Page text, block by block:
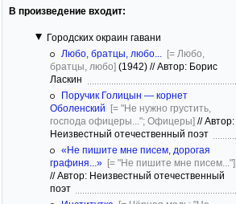
В произведение входит:
Городских окраин гавани
Любо, братцы, любо...
[= Любо,
братцы, любо] (1942) //Автор: Борис
Ласкин
Поручик Голицын — корнет
Оболенский [= "Не нужно грустить,
господа офицеры..."; Офицеры] //Автор:
Неизвестный отечественный поэт
«Не пишите мне писем, дорогая
графиня...» [= "Не пишите мне писем..."]
//Автор: Неизвестный отечественный
поэт